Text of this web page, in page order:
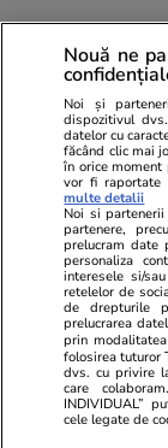
Lifestyle
Ce este agar-
utilizează
Știri România
Fake news
spionilor ruși
Nouă ne
Noi și
dispozitivul
datelor cu
făcând clic mai
în orice
vor fi raportate
multe detalii
Noi si
partenere,
prelucram date
personaliza
interesele si/
retelelor de
de drepturile
prelucrarea
prin
folosirea tuturor
dvs. cu privire
care
INDIVIDUAL”
cele legate de